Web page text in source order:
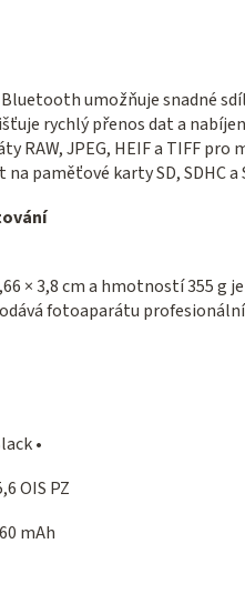
umožňuje snadné
rychlý přenos dat a
RAW, JPEG, HEIF a TIFF
paměťové karty SD, SDHC a
× 3,8 cm a hmotností 355 g
fotoaparátu
•
OIS PZ
mAh